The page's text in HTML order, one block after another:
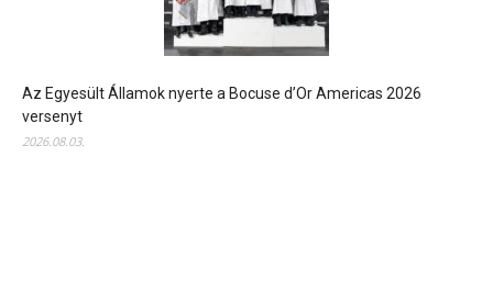
Az Egyesült Államok nyerte a Bocuse d’Or Americas 2026
versenyt
2026.08.03.